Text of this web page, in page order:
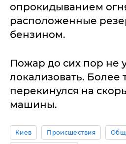
опрокидыванием
расположенные
бензином.
Пожар до сих пор не
локализовать. Более
перекинулся на
машины.
Киев Происшествия